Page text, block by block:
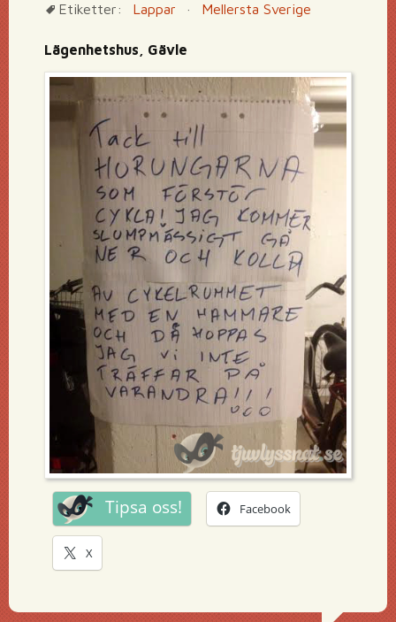
Etiketter:
Lappar · Mellersta Sverige
Lägenhetshus, Gävle
Tipsa oss! Facebook
X